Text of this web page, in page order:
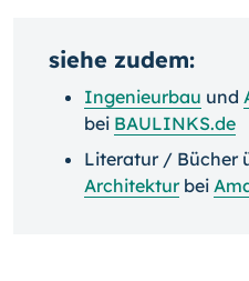
siehe zudem:
Ingenieurbau und
bei BAULINKS.de
Literatur / Bücher
Architekturbei